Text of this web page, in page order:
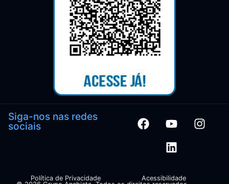
Siga-nos nas redes
sociais
Política de Privacidade Acessibilidade